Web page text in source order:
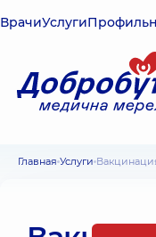
ВрачиУслуги
Главная Услуги Вакцинация